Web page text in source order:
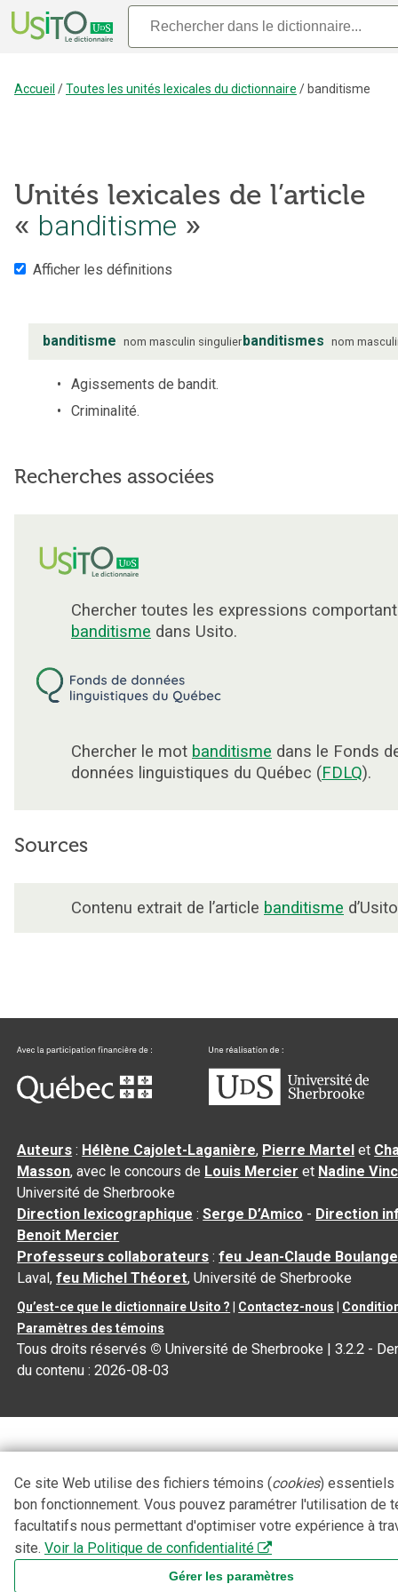
Accueil /Toutes les unités lexicales du dictionnaire / banditisme
Unités lexicales de l’article
« banditisme »
Afficher les définitions
banditisme nom masculin singulierbanditismes nom
Agissements de bandit.
Criminalité.
Recherches associées
Chercher toutes les expressions
banditisme dans Usito.
Chercher le mot banditisme dans le Fonds
données linguistiques du Québec (FDLQ).
Sources
Contenu extrait de l’article banditisme
Auteurs : Hélène Cajolet-Laganière, Pierre Martel et
Masson, avec le concours de Louis Mercier et Nadine
Université de Sherbrooke
Direction lexicographique :Serge D’Amico - Direction
Benoit Mercier
Professeurs collaborateurs :feu Jean-Claude
Laval,feu Michel Théoret, Université de Sherbrooke
Qu’est-ce que le dictionnaire Usito ? Contactez-nous
Paramètres des témoins
Tous droits réservés © Université de Sherbrooke |3.2.2 -
du contenu :2026-08-03
Ce site Web utilise des fichiers témoins (cookies) essentiels
bon fonctionnement. Vous pouvez paramétrer l'utilisation de
facultatifs nous permettant d'optimiser votre expérience à
site. Voir la Politique de confidentialité
Gérer les paramètres